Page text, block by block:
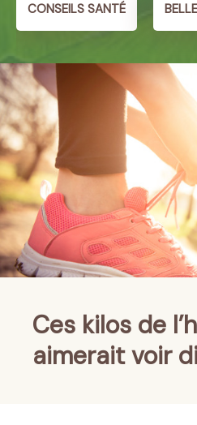
CONSEILS SANTÉ
Ces kilos de
aimerait voir